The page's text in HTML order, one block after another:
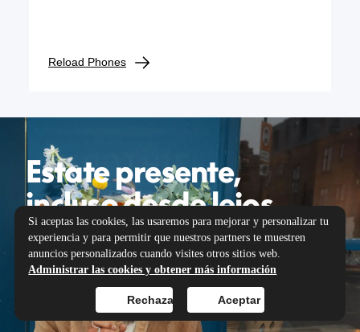
Reload Phones
Estate presente,
incluso desde lejos.
Si aceptas las cookies, las usaremos para mejorar y personalizar tu
experiencia y para permitir que nuestros partners te muestren
anuncios personalizados cuando visites otros sitios web.
Administrar las cookies y obtener más información
Aceptar
Rechazar